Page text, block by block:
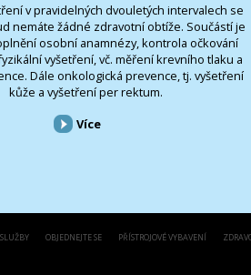
v pravidelných dvouletých intervalech se
nemáte žádné zdravotní obtíže. Součástí je
osobní anamnézy, kontrola očkování
vyšetření, vč. měření krevního tlaku a
Dále onkologická prevence, tj. vyšetření
kůže a vyšetření per rektum.
Více
OBJEDNEJTE SE PŘÍSTROJOVÉ VYBAVENÍ